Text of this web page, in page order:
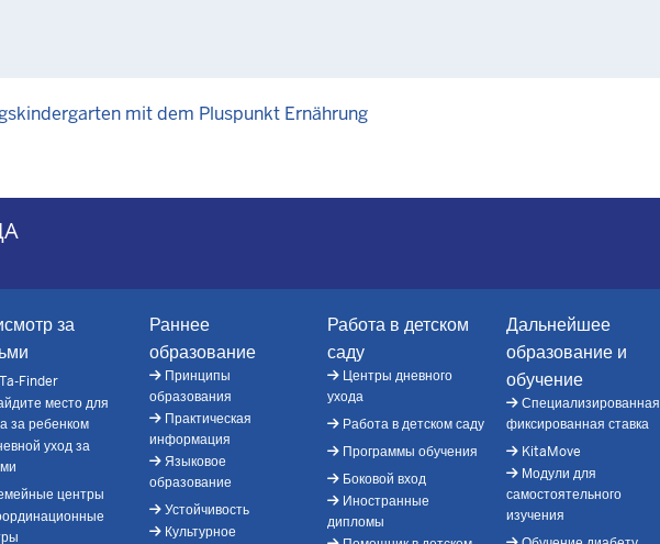
mit dem Pluspunkt Ernährung
за
Finder
место для
за ребенком
уход за
центры
Раннее
образование
Принципы
образования
Практическая
информация
Языковое
образование
Устойчивость
Культурное
Работа в детском
саду
Центры дневного
ухода
Работа в детском саду
Программы обучения
Боковой вход
Иностранные
дипломы
Дальнейшее
образование и
обучение
Специализированная
фиксированная ставка
KitaMove
Модули для
самостоятельного
изучения